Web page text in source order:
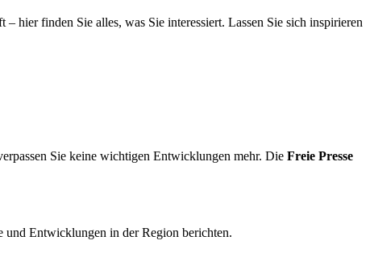
hier finden Sie alles, was Sie interessiert. Lassen Sie sich inspirieren
Sie keine wichtigen Entwicklungen mehr. Die Freie Presse
und Entwicklungen in der Region berichten.